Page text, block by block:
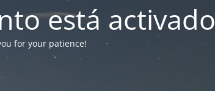
está activado
for your patience!